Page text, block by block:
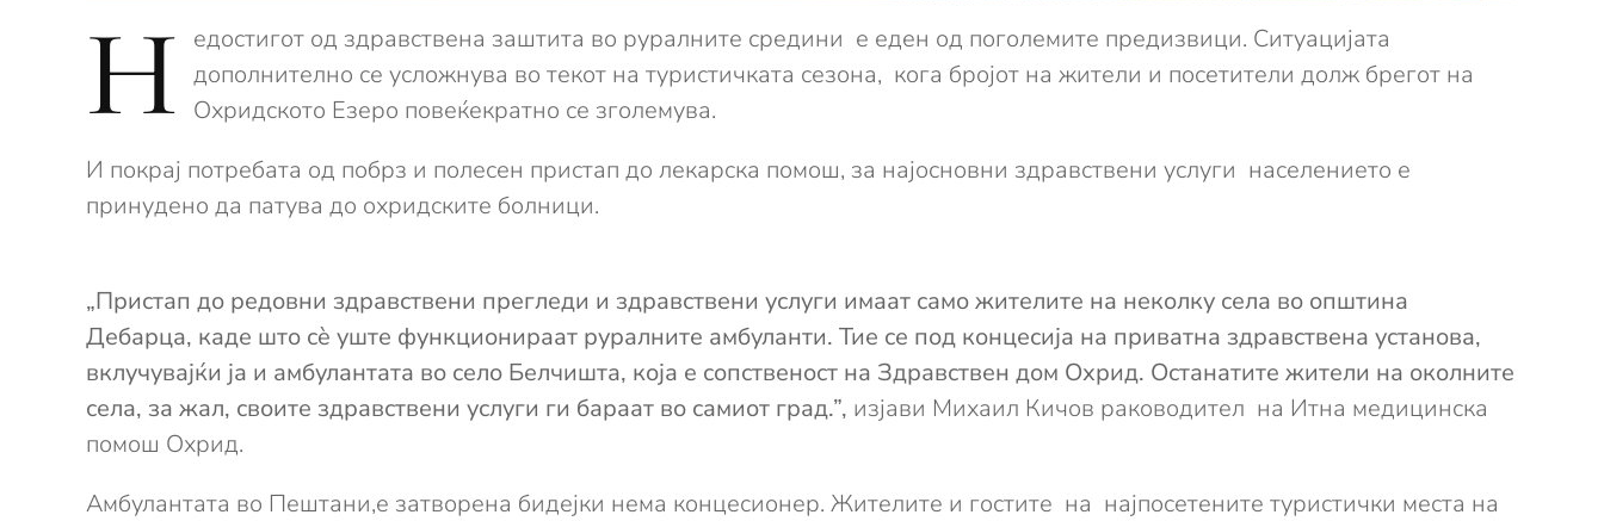
Н едостигот од здравствена заштита во руралните средини е еден од поголемите предизвици. Ситуацијата
дополнително се усложнува во текот на туристичката сезона, кога бројот на жители и посетители долж брегот на
Охридското Езеро повеќекратно се зголемува.
И покрај потребата од побрз и полесен пристап до лекарска помош, за најосновни здравствени услуги населението е
принудено да патува до охридските болници.
„Пристап до редовни здравствени прегледи и здравствени услуги имаат само жителите на неколку села во општина
Дебарца, каде што сè уште функционираат руралните амбуланти. Тие се под концесија на приватна здравствена установа,
вклучувајќи ја и амбулантата во село Белчишта, која е сопственост на Здравствен дом Охрид. Останатите жители на околните
села, за жал, своите здравствени услуги ги бараат во самиот град.”, изјави Михаил Кичов раководител на Итна медицинска
помош Охрид.
Амбулантата во Пештани,е затворена бидејки нема концесионер. Жителите и гостите на најпосетените туристички места на